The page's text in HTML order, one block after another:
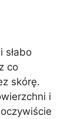
słabo
co
skórę.
i